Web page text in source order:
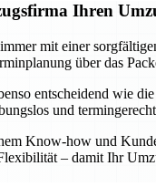
Ihren
mit einer
über das
entscheidend wie
und
Know-how und
– damit Ihr